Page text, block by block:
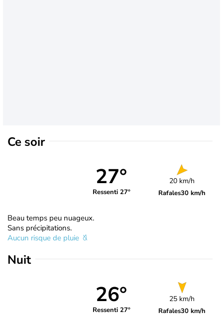
Ce soir
27°
Ressenti 27°
20 km/h
Rafales30 km/h
Beau temps peu nuageux.
Sans précipitations.
Aucun risque de pluie
Nuit
26°
Ressenti 27°
25 km/h
Rafales30 km/h